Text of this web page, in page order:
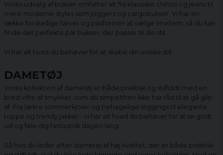
Vores udvalg af bukser omfatter alt fra klassiske chinos og jeans til
mere moderne styles som joggers og cargobukser. Vi har en
række forskellige farver og pasformer at vælge imellem, så du kan
finde det perfekte par bukser, der passer til din stil.
Vi har alt hvad du behøver for at skabe din unikke stil.
DAMETØJ
Vores kollektion af dametøj er både praktisk og stilfuldt med en
bred vifte af smykker, som du simpelthen ikke har råd til at gå glip
af. Fra lækre sommerkjoler og behagelige leggings til elegante
toppe og trendy jakker - vi har alt hvad du behøver for at se godt
ud og føle dig fantastisk dagen lang.
Så hvis du leder efter dametøj af høj kvalitet, der er både praktisk